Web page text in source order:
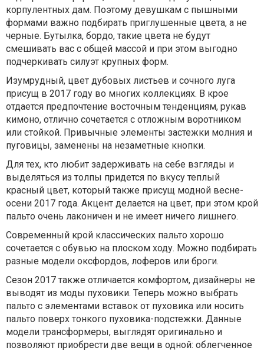
корпулентных дам. Поэтому девушкам с пышными
формами важно подбирать приглушенные цвета, а не
черные. Бутылка, бордо, такие цвета не будут
смешивать вас с общей массой и при этом выгодно
подчеркивать силуэт крупных форм.
Изумрудный, цвет дубовых листьев и сочного луга
присущ в 2017 году во многих коллекциях. В крое
отдается предпочтение восточным тенденциям, рукав
кимоно, отлично сочетается с отложным воротником
или стойкой. Привычные элементы застежки молния и
пуговицы, заменены на незаметные кнопки.
Для тех, кто любит задерживать на себе взгляды и
выделяться из толпы придется по вкусу теплый
красный цвет, который также присущ модной весне-
осени 2017 года. Акцент делается на цвет, при этом крой
пальто очень лаконичен и не имеет ничего лишнего.
Современный крой классических пальто хорошо
сочетается с обувью на плоском ходу. Можно подбирать
разные модели оксфордов, лоферов или броги.
Сезон 2017 также отличается комфортом, дизайнеры не
выводят из моды пуховики. Теперь можно выбрать
пальто с элементами вставок от пуховика или носить
пальто поверх тонкого пуховика-подстежки. Данные
модели трансформеры, выглядят оригинально и
позволяют приобрести две вещи в одной: облегченное